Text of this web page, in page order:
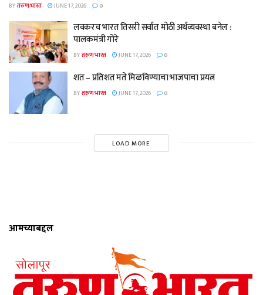
BYतरुण भारत JUNE 17, 2026 0
लवकरच भारत तिसरी सर्वात मोठी अर्थव्यवस्था बनेल :
पालकमंत्री गोरे
BYतरुण भारत JUNE 17, 2026 0
शत – प्रतिशत मते मिळविण्याचा भाजपाचा प्रयत्न
BYतरुण भारत JUNE 17, 2026 0
LOAD MORE
आमच्याबद्दल